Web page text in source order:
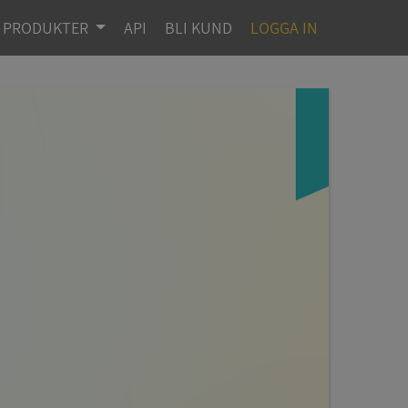
PRODUKTER API BLI KUND LOGGA IN